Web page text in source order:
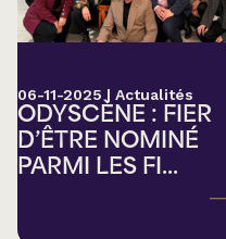
06-11-2025 | Actualités
ODYSCÈNE : FIER
D’ÊTRE NOMINÉ
PARMI LES FI...